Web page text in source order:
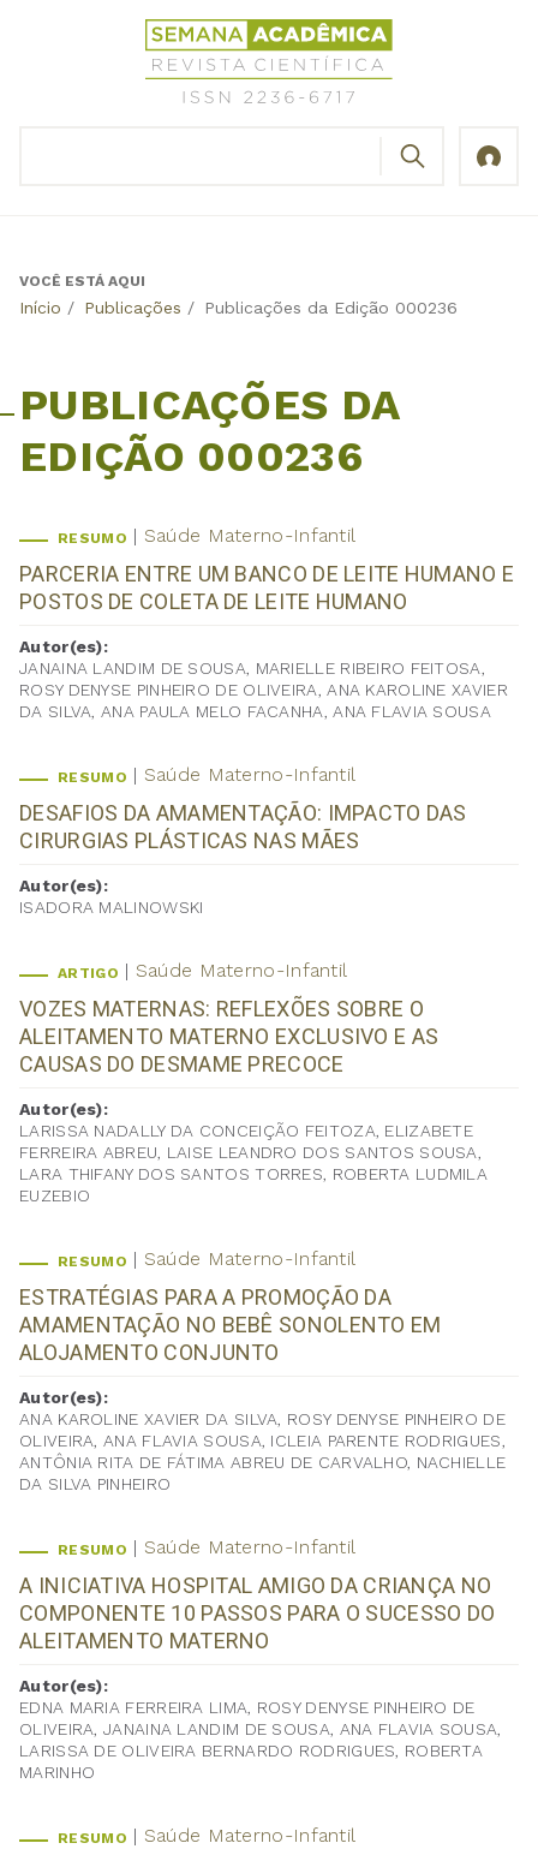
Revista
Científica
Semana
Back
VOCÊ ESTÁ AQUI
Início / Publicações / Publicações da Edição 000236
PUBLICAÇÕES DA
EDIÇÃO 000236
RESUMO Saúde Materno-Infantil
PARCERIA ENTRE UM BANCO DE LEITE HUMANO E
POSTOS DE COLETA DE LEITE HUMANO
Autor(es):
JANAINA LANDIM DE SOUSA, MARIELLE RIBEIRO FEITOSA,
ROSY DENYSE PINHEIRO DE OLIVEIRA, ANA KAROLINE XAVIER
DA SILVA, ANA PAULA MELO FACANHA, ANA FLAVIA SOUSA
RESUMO Saúde Materno-Infantil
DESAFIOS DA AMAMENTAÇÃO: IMPACTO DAS
CIRURGIAS PLÁSTICAS NAS MÃES
Autor(es):
ISADORA MALINOWSKI
ARTIGO Saúde Materno-Infantil
VOZES MATERNAS: REFLEXÕES SOBRE O
ALEITAMENTO MATERNO EXCLUSIVO E AS
CAUSAS DO DESMAME PRECOCE
Autor(es):
LARISSA NADALLY DA CONCEIÇÃO FEITOZA, ELIZABETE
FERREIRA ABREU, LAISE LEANDRO DOS SANTOS SOUSA,
LARA THIFANY DOS SANTOS TORRES, ROBERTA LUDMILA
EUZEBIO
RESUMO Saúde Materno-Infantil
ESTRATÉGIAS PARA A PROMOÇÃO DA
AMAMENTAÇÃO NO BEBÊ SONOLENTO EM
ALOJAMENTO CONJUNTO
Autor(es):
ANA KAROLINE XAVIER DA SILVA, ROSY DENYSE PINHEIRO DE
OLIVEIRA, ANA FLAVIA SOUSA, ICLEIA PARENTE RODRIGUES,
ANTÔNIA RITA DE FÁTIMA ABREU DE CARVALHO, NACHIELLE
DA SILVA PINHEIRO
RESUMO Saúde Materno-Infantil
A INICIATIVA HOSPITAL AMIGO DA CRIANÇA NO
COMPONENTE 10 PASSOS PARA O SUCESSO DO
ALEITAMENTO MATERNO
Autor(es):
EDNA MARIA FERREIRA LIMA, ROSY DENYSE PINHEIRO DE
OLIVEIRA, JANAINA LANDIM DE SOUSA, ANA FLAVIA SOUSA,
LARISSA DE OLIVEIRA BERNARDO RODRIGUES, ROBERTA
MARINHO
RESUMO Saúde Materno-Infantil